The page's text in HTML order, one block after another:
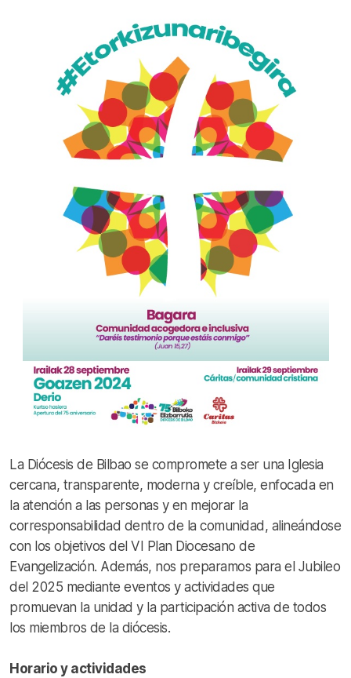
La Diócesis de Bilbao se compromete a ser una Iglesia
cercana, transparente, moderna y creíble, enfocada en
la atención a las personas y en mejorar la
corresponsabilidad dentro de la comunidad, alineándose
con los objetivos del VI Plan Diocesano de
Evangelización. Además, nos preparamos para el Jubileo
del 2025 mediante eventos y actividades que
promuevan la unidad y la participación activa de todos
los miembros de la diócesis.
Horario y actividades